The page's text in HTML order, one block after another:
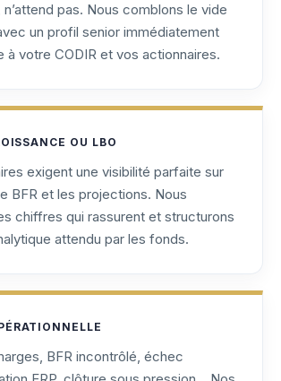
pas. Nous comblons le vide
un profil senior immédiatement
à votre CODIR et vos actionnaires.
OU LBO
exigent une visibilité parfaite sur
BFR et les projections. Nous
chiffres qui rassurent et structurons
attendu par les fonds.
BFR incontrôlé, échec